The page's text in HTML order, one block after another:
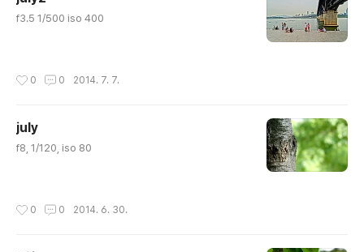
f3.5 1/500 iso 400
0 0 2014. 7. 7.
july
f8, 1/120, iso 80
0 0 2014. 6. 30.